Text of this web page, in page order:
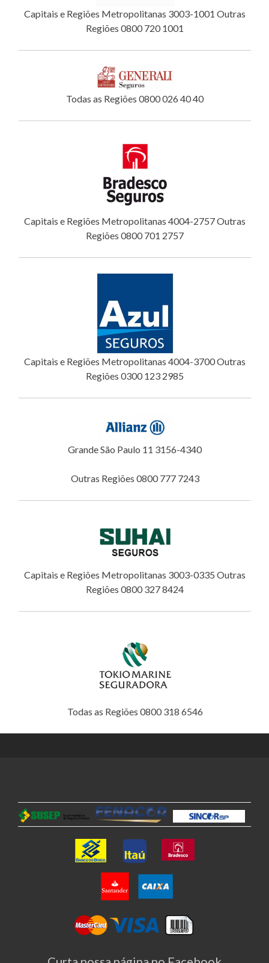
Capitais e Regiões Metropolitanas 3003-1001 Outras
Regiões 0800 720 1001
Todas as Regiões 0800 026 40 40
Capitais e Regiões Metropolitanas 4004-2757 Outras
Regiões 0800 701 2757
Capitais e Regiões Metropolitanas 4004-3700 Outras
Regiões 0300 123 2985
Grande São Paulo 11 3156-4340
Outras Regiões 0800 777 7243
Capitais e Regiões Metropolitanas 3003-0335 Outras
Regiões 0800 327 8424
Todas as Regiões 0800 318 6546